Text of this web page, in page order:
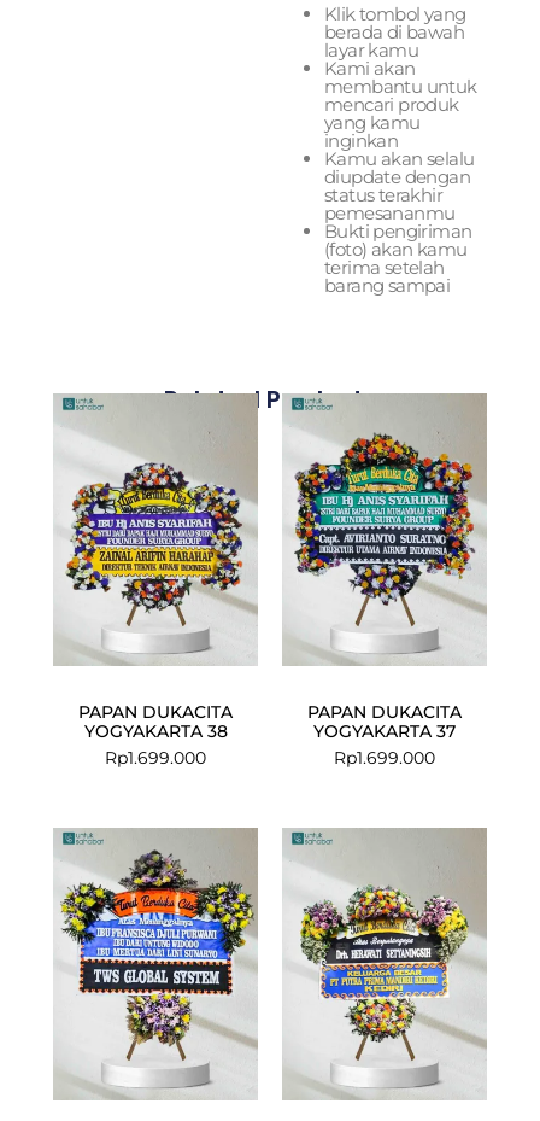
Klik tombol yang
berada di bawah
layar kamu
Kami akan
membantu untuk
mencari produk
yang kamu
inginkan
Kamu akan selalu
diupdate dengan
status terakhir
pemesananmu
Bukti pengiriman
(foto) akan kamu
terima setelah
barang sampai
Related Products
PAPAN DUKACITA
YOGYAKARTA 38
Rp1.699.000
PAPAN DUKACITA
YOGYAKARTA 37
Rp1.699.000